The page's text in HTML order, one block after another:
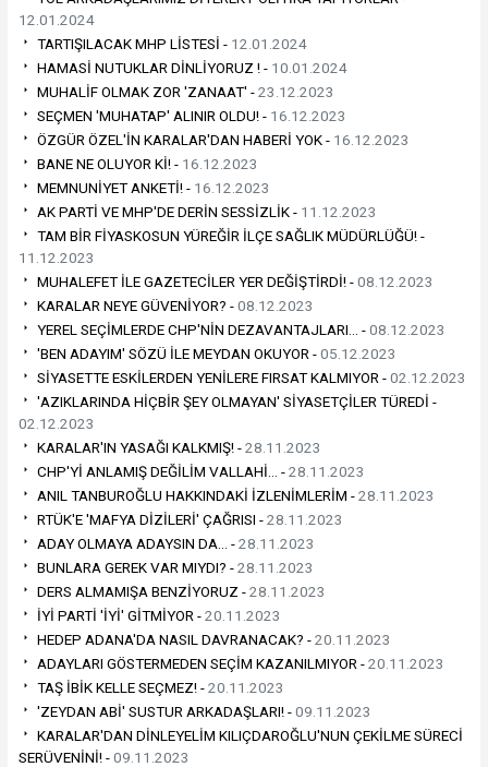
12.01.2024
TARTIŞILACAK MHP LİSTESİ - 12.01.2024
HAMASİ NUTUKLAR DİNLİYORUZ ! - 10.01.2024
MUHALİF OLMAK ZOR 'ZANAAT' -23.12.2023
SEÇMEN 'MUHATAP' ALINIR OLDU! - 16.12.2023
ÖZGÜR ÖZEL'İN KARALAR'DAN HABERİ YOK - 16.12.2023
BANE NE OLUYOR Kİ! - 16.12.2023
MEMNUNİYET ANKETİ! - 16.12.2023
AK PARTİ VE MHP'DE DERİN SESSİZLİK - 11.12.2023
TAM BİR FİYASKOSUN YÜREĞİR İLÇE SAĞLIK MÜDÜRLÜĞÜ! -
11.12.2023
MUHALEFET İLE GAZETECİLER YER DEĞİŞTİRDİ! -08.12.2023
KARALAR NEYE GÜVENİYOR? -08.12.2023
YEREL SEÇİMLERDE CHP'NİN DEZAVANTAJLARI… -08.12.2023
'BEN ADAYIM' SÖZÜ İLE MEYDAN OKUYOR -05.12.2023
SİYASETTE ESKİLERDEN YENİLERE FIRSAT KALMIYOR -02.12.2023
'AZIKLARINDA HİÇBİR ŞEY OLMAYAN' SİYASETÇİLER TÜREDİ -
02.12.2023
KARALAR'IN YASAĞI KALKMIŞ! -28.11.2023
CHP'Yİ ANLAMIŞ DEĞİLİM VALLAHİ… -28.11.2023
ANIL TANBUROĞLU HAKKINDAKİ İZLENİMLERİM -28.11.2023
RTÜK'E 'MAFYA DİZİLERİ' ÇAĞRISI -28.11.2023
ADAY OLMAYA ADAYSIN DA… -28.11.2023
BUNLARA GEREK VAR MIYDI? -28.11.2023
DERS ALMAMIŞA BENZİYORUZ -28.11.2023
İYİ PARTİ 'İYİ' GİTMİYOR -20.11.2023
HEDEP ADANA'DA NASIL DAVRANACAK? -20.11.2023
ADAYLARI GÖSTERMEDEN SEÇİM KAZANILMIYOR -20.11.2023
TAŞ İBİK KELLE SEÇMEZ! -20.11.2023
'ZEYDAN ABİ' SUSTUR ARKADAŞLARI! -09.11.2023
KARALAR'DAN DİNLEYELİM KILIÇDAROĞLU'NUN ÇEKİLME SÜRECİ
SERÜVENİNİ! -09.11.2023